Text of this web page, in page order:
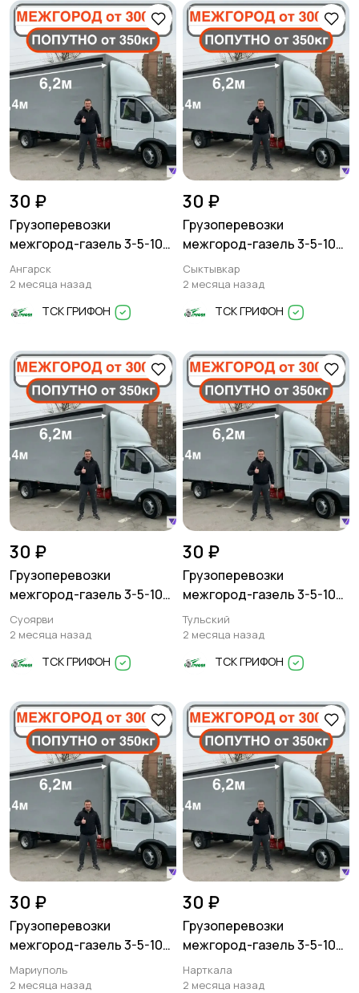
30 ₽
Грузоперевозки
межгород-газель 3-5-10
тонн
Ангарск
2 месяца назад
ТСК ГРИФОН
30 ₽
Грузоперевозки
межгород-газель 3-5-10
тонн
Сыктывкар
2 месяца назад
ТСК ГРИФОН
30 ₽
Грузоперевозки
межгород-газель 3-5-10
тонн
Суоярви
2 месяца назад
ТСК ГРИФОН
30 ₽
Грузоперевозки
межгород-газель 3-5-10
тонн
Тульский
2 месяца назад
ТСК ГРИФОН
30 ₽
Грузоперевозки
межгород-газель 3-5-10
тонн
Мариуполь
2 месяца назад
30 ₽
Грузоперевозки
межгород-газель 3-5-10
тонн
Нарткала
2 месяца назад